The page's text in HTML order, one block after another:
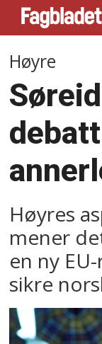
Høyre
Høyres
mener
en ny
sikre